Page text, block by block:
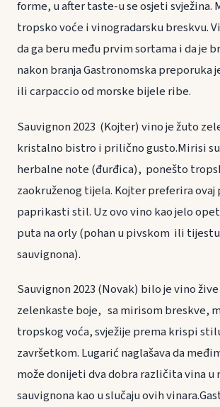
forme, u after taste-u se osjeti svježina.
tropsko voće i vinogradarsku breskvu.
da ga beru među prvim sortama i da je
nakon branja Gastronomska preporuka
ili carpaccio od morske bijele ribe.
Sauvignon 2023 (Kojter) vino je žuto
kristalno bistro i prilično gusto.Mirisi
herbalne note (đurđica), ponešto
zaokruženog tijela. Kojter preferira ovaj
paprikasti stil. Uz ovo vino kao jelo
puta na orly (pohan u pivskom ili
sauvignona).
Sauvignon 2023 (Novak) bilo je vino
zelenkaste boje, sa mirisom breskve,
tropskog voća, svježije prema krispi
završetkom. Lugarić naglašava da
može donijeti dva dobra različita vina u
sauvignona kao u slučaju ovih